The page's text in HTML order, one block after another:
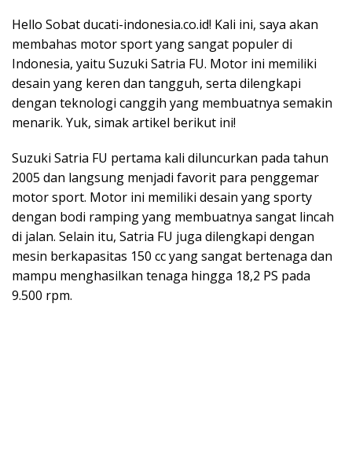
Hello Sobat ducati-indonesia.co.id! Kali ini, saya akan
membahas motor sport yang sangat populer di
Indonesia, yaitu Suzuki Satria FU. Motor ini memiliki
desain yang keren dan tangguh, serta dilengkapi
dengan teknologi canggih yang membuatnya semakin
menarik. Yuk, simak artikel berikut ini!
Suzuki Satria FU pertama kali diluncurkan pada tahun
2005 dan langsung menjadi favorit para penggemar
motor sport. Motor ini memiliki desain yang sporty
dengan bodi ramping yang membuatnya sangat lincah
di jalan. Selain itu, Satria FU juga dilengkapi dengan
mesin berkapasitas 150 cc yang sangat bertenaga dan
mampu menghasilkan tenaga hingga 18,2 PS pada
9.500 rpm.